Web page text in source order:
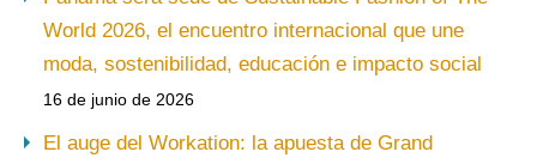
World 2026, el encuentro internacional que une
moda, sostenibilidad, educación e impacto social
16 de junio de 2026
El auge del Workation: la apuesta de Grand